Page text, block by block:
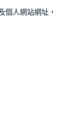
個人網站網址，